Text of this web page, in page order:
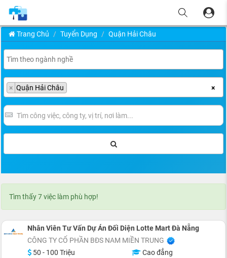
Trang Chủ Tuyển Dụng Quận Hải Châu
×
× Quận Hải Châu
Tìm thấy 7 việc làm phù hợp!
Nhân Viên Tư Vấn Dự Án Đối Diện Lotte Mart Đà Nẵng
CÔNG TY CỔ PHẦN BĐS NAM MIỀN TRUNG
50 - 100 Triệu
Cao đẳng